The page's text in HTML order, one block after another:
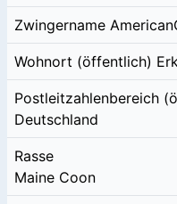
Zwingername
Wohnort (öffentlich)
Postleitzahlenbereich
Deutschland
Rasse
Maine Coon